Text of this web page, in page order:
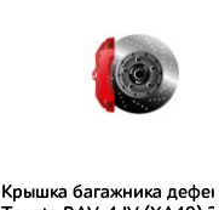
Крышка багажника